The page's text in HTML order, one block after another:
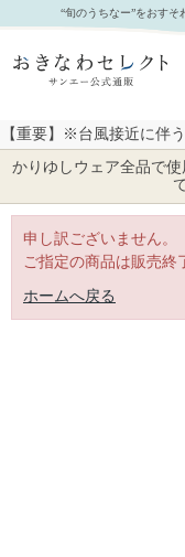
｜おきなわセレクト サンエー公式
“旬のうちなー”をおす
【重要】※台風接近に伴
かりゆしウェア全品で
申し訳ございません。
ご指定の商品は販売終
ホームへ戻る